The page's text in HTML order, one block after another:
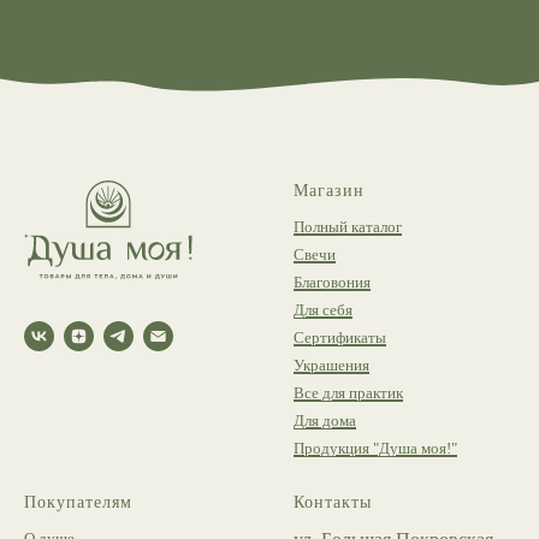
Магазин
Полный каталог
Свечи
Благовония
Для себя
Сертификаты
Украшения
Все для практик
Для дома
Продукция "Душа моя!"
Покупателям
Контакты